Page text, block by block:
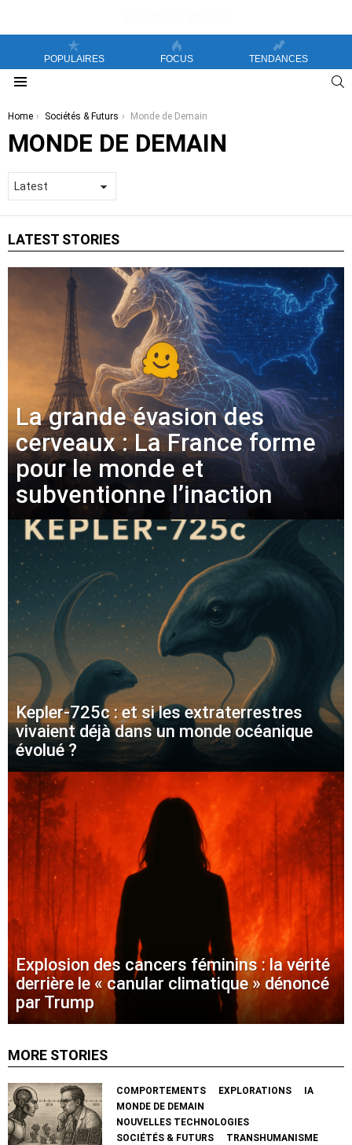
POPULAIRES FOCUS TENDANCES
You are here:
Home Sociétés & Futurs Monde de Demain
MONDE DE DEMAIN
LATEST STORIES
La grande évasion des
cerveaux : La France forme
pour le monde et
subventionne l’inaction
Kepler-725c : et si les extraterrestres
vivaient déjà dans un monde océanique
évolué ?
Explosion des cancers féminins : la vérité
derrière le « canular climatique » dénoncé
par Trump
MORE STORIES
COMPORTEMENTS EXPLORATIONS
IA
MONDE DE DEMAIN
NOUVELLES TECHNOLOGIES
SOCIÉTÉS & FUTURS
TRANSHUMANISME